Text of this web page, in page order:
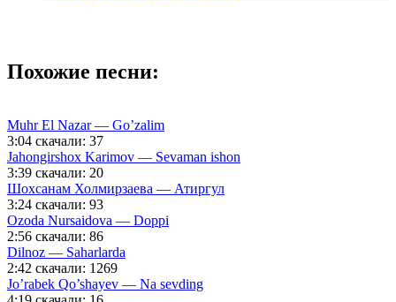
Похожие песни:
Muhr El Nazar — Go’zalim
3:04 скачали: 37
Jahongirshox Karimov — Sevaman ishon
3:39 скачали: 20
Шохсанам Холмирзаева — Атиргул
3:24 скачали: 93
Ozoda Nursaidova — Doppi
2:56 скачали: 86
Dilnoz — Saharlarda
2:42 скачали: 1269
Jo’rabek Qo’shayev — Na sevding